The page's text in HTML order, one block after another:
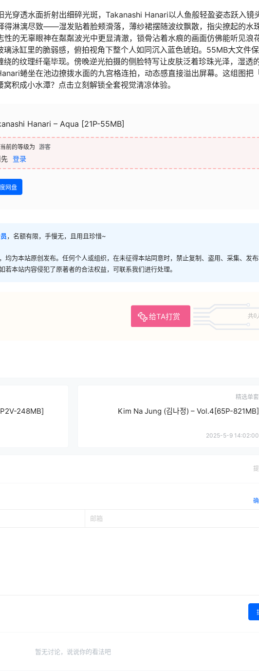
光穿透水面折射出细碎光斑，Takanashi Hanari以人鱼般轻盈姿态跃入镜头
得淋漓尽致——湿发贴着脸颊滑落，薄纱裙摆随波纹飘散，指尖撩起的水
的无辜眼神在粼粼波光中更显清澈，锁骨沾着水痕的画面仿佛能听见浪
泳缸里的脆弱感，俯拍视角下整个人如同沉入蓝色琥珀。55MB大文件
的纹理纤毫毕现。傍晚逆光拍摄的侧脸特写让皮肤泛着珍珠光泽，湿透
蜷坐在池边撩拨水面的九宫格连拍，动态感直接溢出屏幕。这组图把
积成小水潭？点击立刻解锁全套视觉清凉体验。
Hanari – Aqua [21P-55MB]
前的等级为 游客
登录
网盘
，名额有限，手慢无，且用且珍惜~
均为本站原创发布。任何个人或组织，在未征得本站同意时，禁止复制、盗用、采集、发
本站内容侵犯了原著者的合法权益，可联系我们进行处理。
给TA打赏 共0
248MB]
精选单套
Kim Na Jung (김나정) – Vol.4[65P-821MB]
2025-5-9 14:02:00
暂无讨论，说说你的看法吧